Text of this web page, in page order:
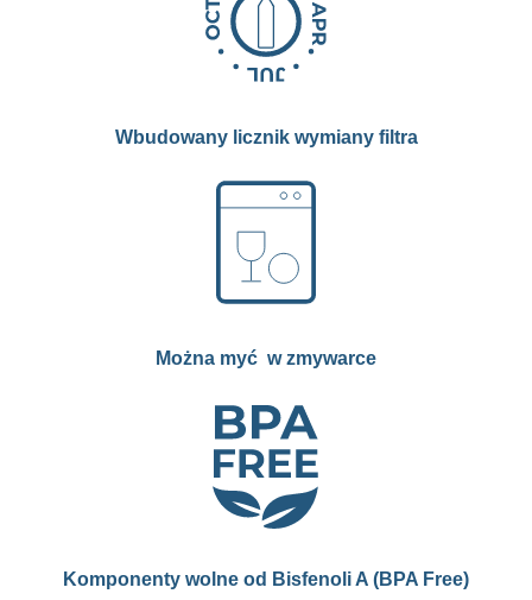
Wbudowany licznik wymiany filtra
Można myć w zmywarce
Komponenty wolne od Bisfenoli A (BPA Free)